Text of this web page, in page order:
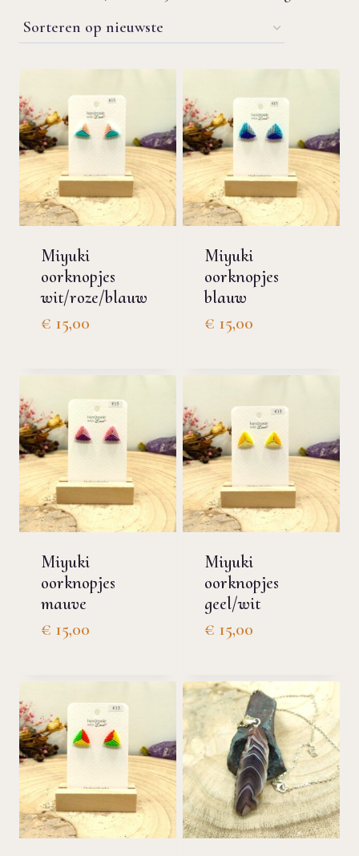
Miyuki
oorknopjes
wit/roze/blauw
€ 15,00
Miyuki
oorknopjes
blauw
€ 15,00
Miyuki
oorknopjes
mauve
€ 15,00
Miyuki
oorknopjes
geel/wit
€ 15,00